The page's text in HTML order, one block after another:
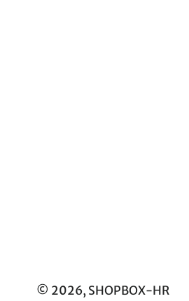
© 2026, SHOPBOX-HR